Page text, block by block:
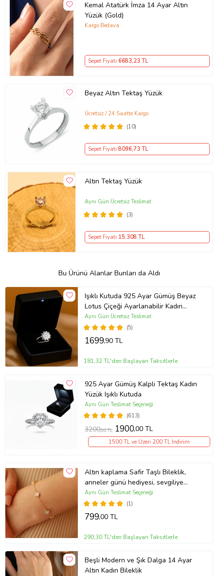
Kemal Atatürk İmza 14 Ayar Altın
Yüzük (Gold)
Kargo Bedava
Sepet Fiyatı 6683,23 TL
Beyaz Altın Tektaş Yüzük
(10)
Ücretsiz / 24 Saatte Kargo
Sepet Fiyatı 8096,73 TL
Altın Tektaş Yüzük
(3)
Aynı Gün Ücretsiz Teslimat
Sepet Fiyatı 15.308TL
Bu Ürünü Alanlar Bunları da Aldı
Işıklı Kutuda 925 Ayar Gümüş Beyaz
Lotus Çiçeği Ayarlanabilir Kadın
Yüzük
(5)
Aynı Gün Ücretsiz Teslimat
1699,90 TL
181,32 TL'den Başlayan Taksitlerle
925 Ayar Gümüş Kalpli Tektaş Kadın
Yüzük Işıklı Kutuda
(613)
Aynı Gün Teslimat Seçeneği
3200,00 TL 1900,00 TL
1500 TL ve Üzeri 200 TL İndirim
Altın kaplama Safir Taşlı Bileklik,
anneler günü hediyesi, sevgiliye
hediye, gecmiş olsun hediyesi, yeni
iş hediyesi, terfi hediyesi, yilbasi
hediyesi, arkadaş hediyesi, kız
(1)
Aynı Gün Teslimat Seçeneği
799,00 TL
290,30 TL'den Başlayan Taksitlerle
Beşli Modern ve Şık Dalga 14 Ayar
Altın Kadın Bileklik